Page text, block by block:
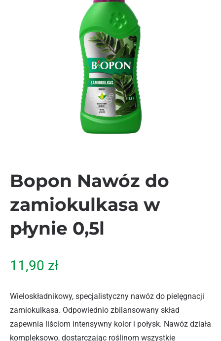
Bopon Nawóz do
zamiokulkasa w
płynie 0,5l
11,90 zł
Wieloskładnikowy, specjalistyczny nawóz do pielęgnacji
zamiokulkasa. Odpowiednio zbilansowany skład
zapewnia liściom intensywny kolor i połysk. Nawóz działa
kompleksowo, dostarczając roślinom wszystkie